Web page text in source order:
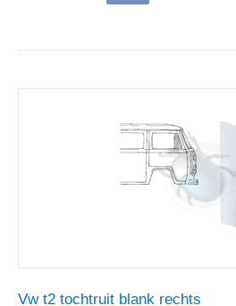
Vw t2 tochtruit blank rechts